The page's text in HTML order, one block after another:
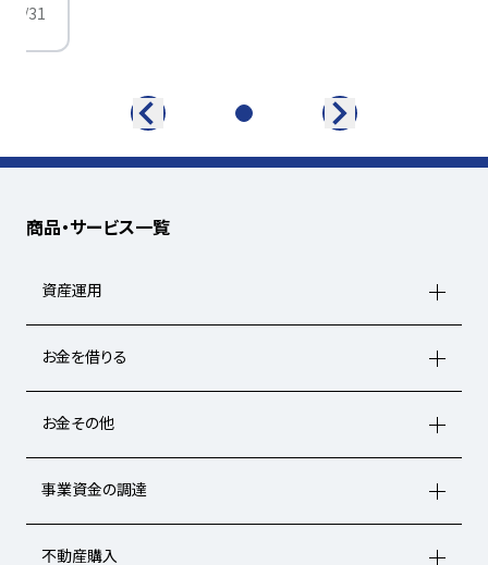
31
商品・サービス一覧
資産運用
お金を借りる
お金その他
事業資金の調達
不動産購入